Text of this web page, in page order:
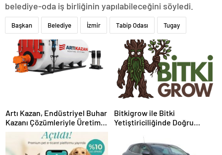
belediye-oda iş birliğinin yapılabileceğini söyledi.
Başkan Belediye İzmir Tabip Odası Tugay
Artı Kazan, Endüstriyel Buhar
Kazanı Çözümleriyle Üretim
Tesislerine Verimli Sistemler
Sunuyor
Bitkigrow ile Bitki
Yetiştiriciliğinde Doğru